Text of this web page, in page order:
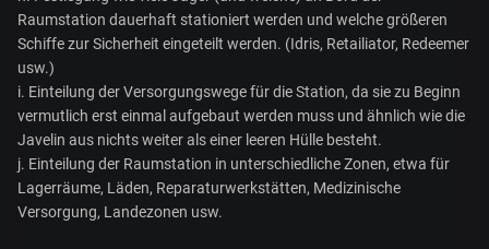
Raumstation dauerhaft stationiert werden und welche größeren
Schiffe zur Sicherheit eingeteilt werden. (Idris, Retailiator, Redeemer
usw.)
i. Einteilung der Versorgungswege für die Station, da sie zu Beginn
vermutlich erst einmal aufgebaut werden muss und ähnlich wie die
Javelin aus nichts weiter als einer leeren Hülle besteht.
j. Einteilung der Raumstation in unterschiedliche Zonen, etwa für
Lagerräume, Läden, Reparaturwerkstätten, Medizinische
Versorgung, Landezonen usw.